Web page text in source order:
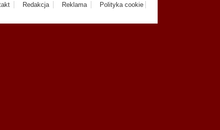
Redakcja Reklama Polityka cookie